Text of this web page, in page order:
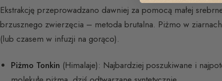
Ekstrakcję przeprowadzano dawniej za pomocą małej
brzusznego zwierzęcia – metoda brutalna. Piżmo w
(lub czasem w infuzji na gorąco).
Piżmo Tonkin (Himalaje): Najbardziej poszukiwane i